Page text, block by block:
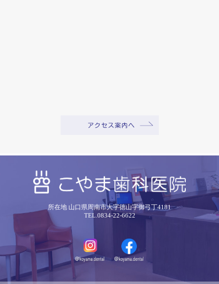
所在地 山口県周南市大字徳山字御弓丁4181
TEL.0834-22-6622